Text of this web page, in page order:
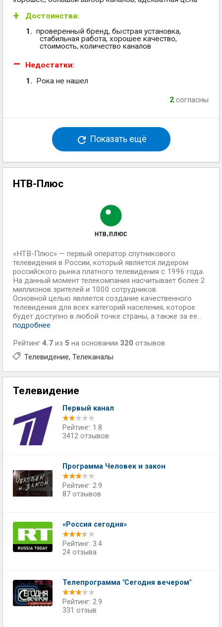
Достоинства:
проверенный бренд, быстрая установка,
стабильная работа, хорошее качество,
стоимость, количество каналов
Недостатки:
Рока не нашел
2 согласны
Показать ещё
НТВ-Плюс
«НТВ-Плюс» — первый оператор спутникового
телевидения в России, который является лидером
российского рынка платного телевидения с 1996 года.
На данный момент телекомпания насчитывает более 2
миллионов зрителей и 1000 сотрудников.
Основной целью является создание качественного
телевидения для всех категорий населения, которое
будет доступно в любой точке страны, а также за ее...
подробнее
Рейтинг 4.7 из 5 на основании 320 отзывов
Телевидение Телеканалы
Телевидение
Первый канал
Рейтинг: 1.8
3412 отзывов
Программа Человек и закон
Рейтинг: 2.9
87 отзывов
«Россия сегодня»
Рейтинг: 3.4
24 отзыва
Телепрограмма "Сегодня вечером"
Рейтинг: 2.9
331 отзыв